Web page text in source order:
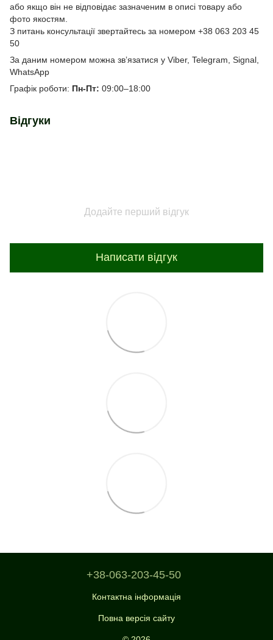
або якщо він не відповідає зазначеним в описі товару або
фото якостям.
З питань консультації звертайтесь за номером +38 063 203 45
50
За даним номером можна звʼязатися у Viber, Telegram, Signal,
WhatsApp
Графік роботи: Пн-Пт: 09:00–18:00
Відгуки
Додайте перший відгук
Написати відгук
+38-063-203-45-50
Контактна інформація
Повна версія сайту